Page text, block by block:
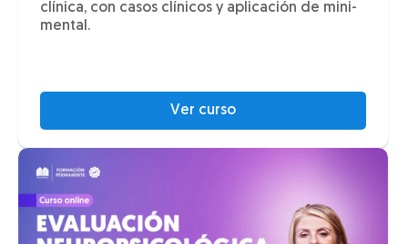
clínica, con casos clínicos y aplicación de mini-
mental.
Ver curso